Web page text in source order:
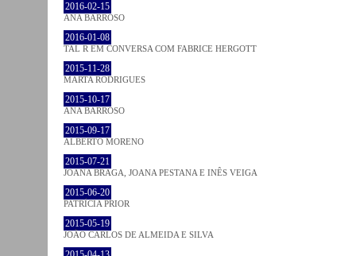
2016-02-15
ANA BARROSO
2016-01-08
TAL R EM CONVERSA COM FABRICE HERGOTT
2015-11-28
MARTA RODRIGUES
2015-10-17
ANA BARROSO
2015-09-17
ALBERTO MORENO
2015-07-21
JOANA BRAGA, JOANA PESTANA E INÊS VEIGA
2015-06-20
PATRÍCIA PRIOR
2015-05-19
JOÃO CARLOS DE ALMEIDA E SILVA